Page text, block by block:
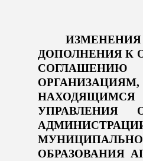
ДОПОЛНЕНИЯ К
ОРГАНИЗАЦИЯМ,
УПРАВЛЕНИЯ
ОБРАЗОВАНИЯ